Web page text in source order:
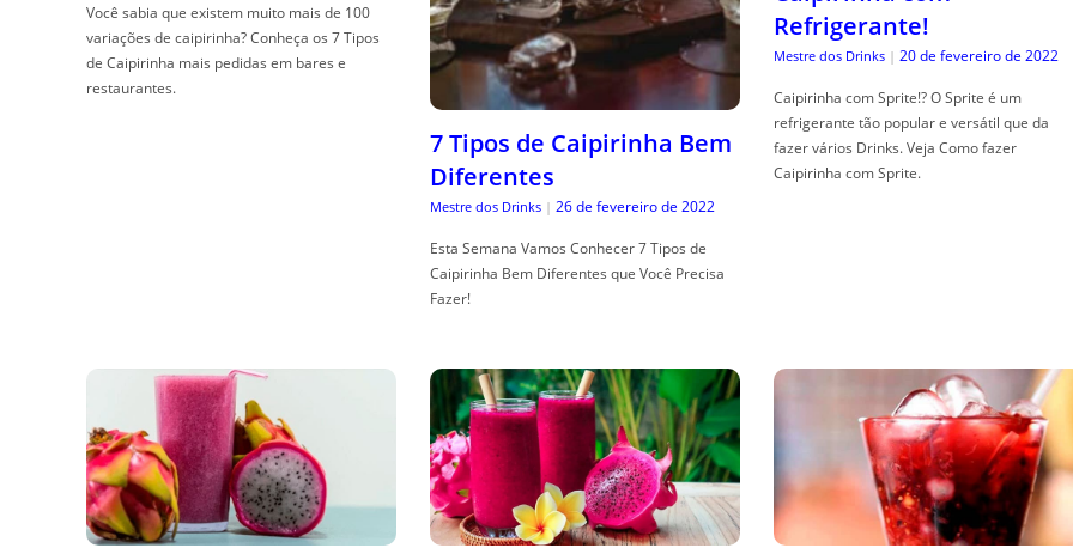
Você sabia que existem muito mais de 100
variações de caipirinha? Conheça os 7 Tipos
de Caipirinha mais pedidas em bares e
restaurantes.
7 Tipos de Caipirinha Bem
Diferentes
Mestre dos Drinks | 26 de fevereiro de 2022
Esta Semana Vamos Conhecer 7 Tipos de
Caipirinha Bem Diferentes que Você Precisa
Fazer!
Refrigerante!
Mestre dos Drinks | 20 de fevereiro de 2022
Caipirinha com Sprite!? O Sprite é um
refrigerante tão popular e versátil que da
fazer vários Drinks. Veja Como fazer
Caipirinha com Sprite.